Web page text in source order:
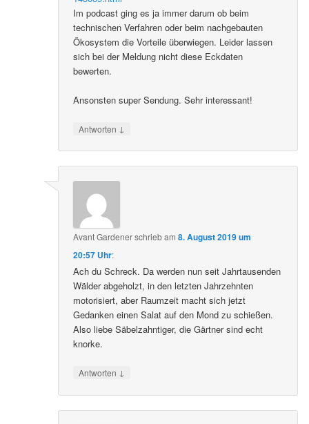
Im podcast ging es ja immer darum ob beim
technischen Verfahren oder beim nachgebauten
Ökosystem die Vorteile überwiegen. Leider lassen
sich bei der Meldung nicht diese Eckdaten
bewerten.
Ansonsten super Sendung. Sehr interessant!
Antworten ↓
Avant Gardenerschriebam8. August 2019 um
20:57 Uhr:
Ach du Schreck. Da werden nun seit Jahrtausenden
Wälder abgeholzt, in den letzten Jahrzehnten
motorisiert, aber Raumzeit macht sich jetzt
Gedanken einen Salat auf den Mond zu schießen.
Also liebe Säbelzahntiger, die Gärtner sind echt
knorke.
Antworten ↓